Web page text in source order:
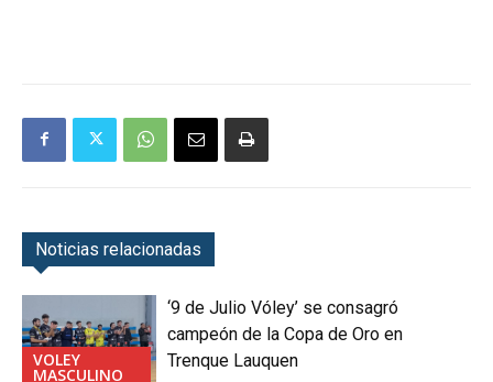
Noticias relacionadas
VOLEY
MASCULINO
‘9 de Julio Vóley’ se consagró
campeón de la Copa de Oro en
Trenque Lauquen